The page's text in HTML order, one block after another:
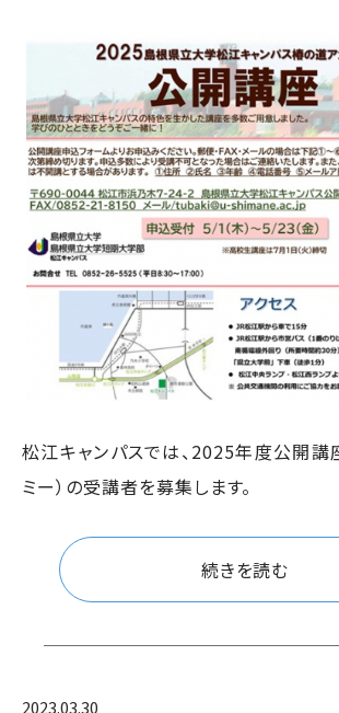
松江キャンパスでは、2025年度公開講
ミー）の受講者を募集します。
続きを読む
2023.03.30